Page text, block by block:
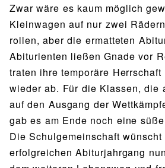
Zwar wäre es kaum möglich
Kleinwagen auf nur zwei
rollen, aber die ermatteten
Abiturienten ließen Gnade vor
traten ihre temporäre Herrschaft
wieder ab. Für die Klassen, die
auf den Ausgang der
gab es am Ende noch eine
Die Schulgemeinschaft wünscht
erfolgreichen Abiturjahrgang